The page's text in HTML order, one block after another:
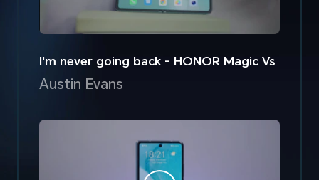
I'm never going back - HONOR Magic Vs
Austin Evans